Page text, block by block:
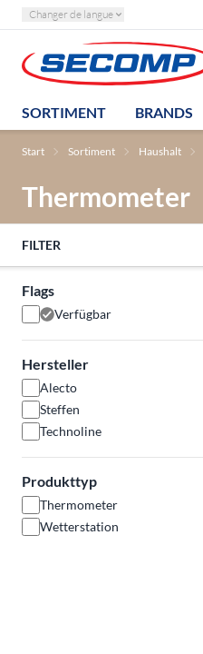
Changer de langue
SORTIMENT BRANDS
Start Sortiment Haushalt
Thermometer
FILTER
Flags
Verfügbar
Hersteller
Alecto
Steffen
Technoline
Produkttyp
Thermometer
Wetterstation